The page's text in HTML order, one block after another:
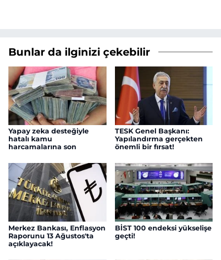
Bunlar da ilginizi çekebilir
Yapay zeka desteğiyle
hatalı kamu
harcamalarına son
TESK Genel Başkanı:
Yapılandırma gerçekten
önemli bir fırsat!
Merkez Bankası, Enflasyon
Raporunu 13 Ağustos'ta
açıklayacak!
BİST 100 endeksi yükselişe
geçti!